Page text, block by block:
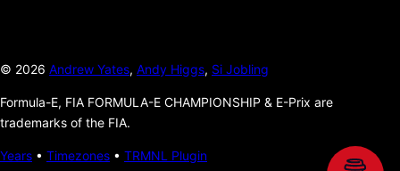
© 2026 Andrew Yates, Andy Higgs, Si Jobling
Formula-E, FIA FORMULA-E CHAMPIONSHIP & E-Prix are
trademarks of the FIA.
Years • Timezones • TRMNL Plugin